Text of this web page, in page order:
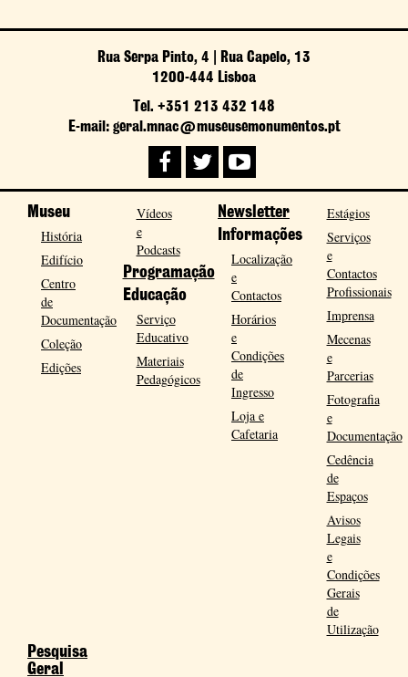
Rua Serpa Pinto, 4 | Rua Capelo, 13
1200-444 Lisboa
Tel. +351 213 432 148
E-mail: geral.mnac@museusemonumentos.pt
Museu
História
Edifício
Centro
de
Documentação
Coleção
Edições
Vídeos
e
Podcasts
Programação
Educação
Serviço
Educativo
Materiais
Pedagógicos
Newsletter
Informações
Localização
e
Contactos
Horários
e
Condições
de
Ingresso
Loja e
Cafetaria
Estágios
Serviços
e
Contactos
Profissionais
Imprensa
Mecenas
e
Parcerias
Fotografia
e
Documentação
Cedência
de
Espaços
Avisos
Legais
e
Condições
Gerais
de
Utilização
Pesquisa
Geral